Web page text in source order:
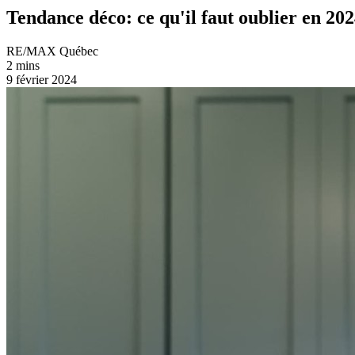
Tendance déco: ce qu'il faut oublier en
RE/MAX Québec
2 mins
9 février 2024